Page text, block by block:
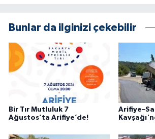
Bunlar da ilginizi çekebilir
Bir Tır Mutluluk 7
Ağustos’ta Arifiye’de!